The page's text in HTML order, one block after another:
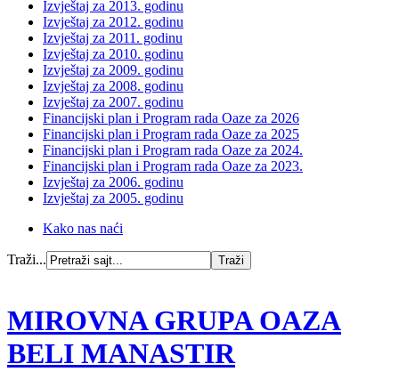
Izvještaj za 2013. godinu
Izvještaj za 2012. godinu
Izvještaj za 2011. godinu
Izvještaj za 2010. godinu
Izvještaj za 2009. godinu
Izvještaj za 2008. godinu
Izvještaj za 2007. godinu
Financijski plan i Program rada Oaze za 2026
Financijski plan i Program rada Oaze za 2025
Financijski plan i Program rada Oaze za 2024.
Financijski plan i Program rada Oaze za 2023.
Izvještaj za 2006. godinu
Izvještaj za 2005. godinu
Kako nas naći
Traži...
MIROVNA GRUPA OAZA
BELI MANASTIR